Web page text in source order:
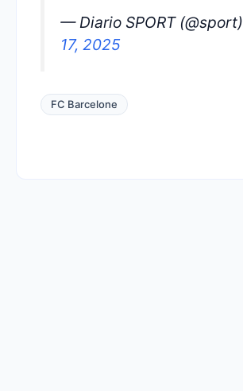
— Diario SPORT (@sport)
17, 2025
FC Barcelone